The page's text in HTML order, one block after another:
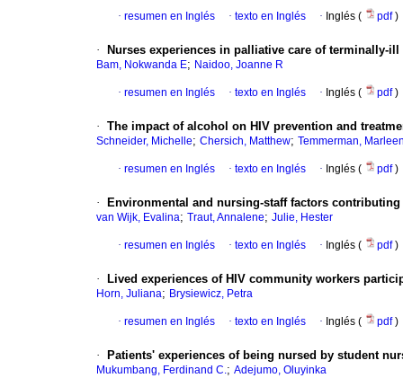
· resumen en Inglés · texto en Inglés · Inglés ( pdf)
· Nurses experiences in palliative care of terminally-
Bam, Nokwanda E; Naidoo, Joanne R
· resumen en Inglés · texto en Inglés · Inglés ( pdf)
· The impact of alcohol on HIV prevention and
Schneider, Michelle; Chersich, Matthew; Temmerman,
· resumen en Inglés · texto en Inglés · Inglés ( pdf)
· Environmental and nursing-staff factors
van Wijk, Evalina; Traut, Annalene; Julie, Hester
· resumen en Inglés · texto en Inglés · Inglés ( pdf)
· Lived experiences of HIV community workers
Horn, Juliana; Brysiewicz, Petra
· resumen en Inglés · texto en Inglés · Inglés ( pdf)
· Patients' experiences of being nursed by student
Mukumbang, Ferdinand C.; Adejumo, Oluyinka